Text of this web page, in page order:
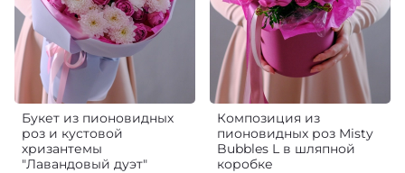
Букет из пионовидных
роз и кустовой
хризантемы
"Лавандовый дуэт"
Композиция из
пионовидных роз Misty
Bubbles L в шляпной
коробке